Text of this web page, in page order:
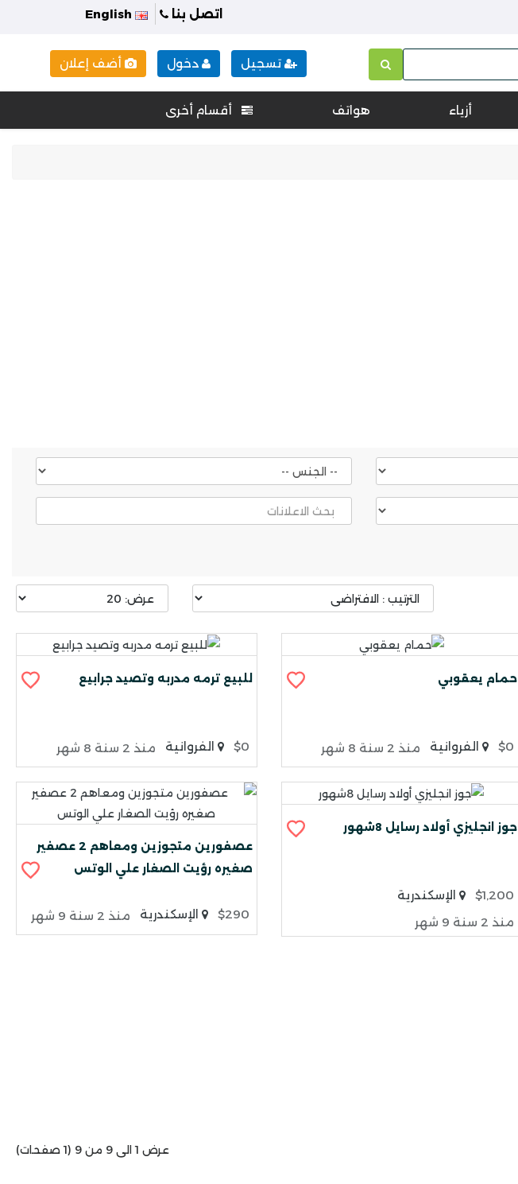
اتصل بنا
تسجيل دخول أضف إعلان
أزياء هواتف أقسام أخرى
حمام يعقوبي
$0 الفروانية منذ 2 سنة 8 شهر
للبيع ترمه مدربه وتصيد جرابيع
$0 الفروانية منذ 2 سنة 8 شهر
جوز انجليزي أولاد رسايل 8شهور
$1,200
الإسكندرية
منذ 2 سنة 9 شهر
عصفورين متجوزين ومعاهم 2 عصفير
صغيره رؤيت الصغار علي الوتس
$290 الإسكندرية منذ 2 سنة 9 شهر
عرض 1 الى 9 من 9 (1 صفحات)